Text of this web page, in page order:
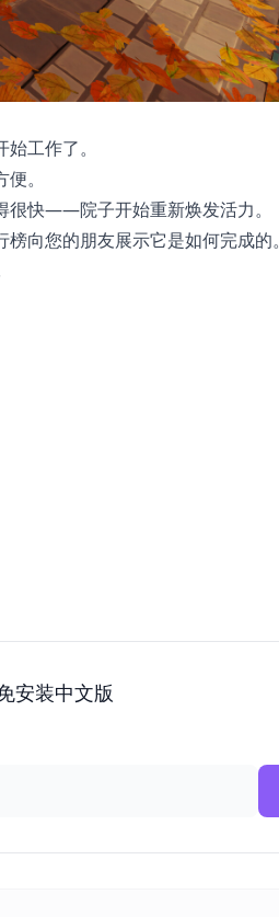
工作了。
。
很快——院子开始重新焕发活力。
向您的朋友展示它是如何完成的。
安装中文版